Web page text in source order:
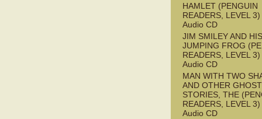
HAMLET (PENGUIN
READERS, LEVEL
Audio CD
JIM SMILEY AND HIS
JUMPING FROG
READERS, LEVEL
Audio CD
MAN WITH TWO
AND OTHER GHOST
STORIES, THE
READERS, LEVEL
Audio CD